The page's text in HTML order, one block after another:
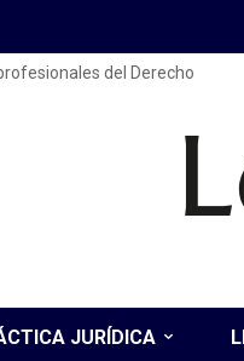
del Derecho
JURÍDICA